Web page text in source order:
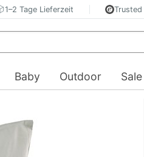
1–2 Tage Lieferzeit
Baby Outdoor Sale